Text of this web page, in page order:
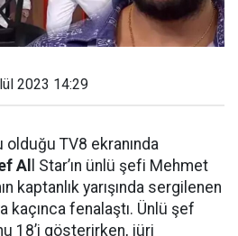
2023 14:29
olduğu TV8 ekranında
Al
l Star’ın ünlü şefi Mehmet
kaptanlık yarışında sergilenen
kaçınca fenalaştı. Ünlü şef
18’i gösterirken, jüri